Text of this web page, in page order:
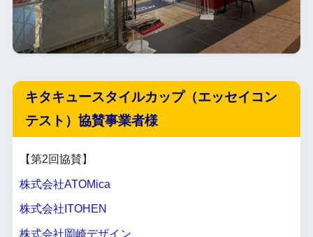
キタキュースタイルカップ（エッセイコン
テスト）協賛事業者様
【第2回協賛】
株式会社ATOMica
株式会社ITOHEN
株式会社岡崎デザイン